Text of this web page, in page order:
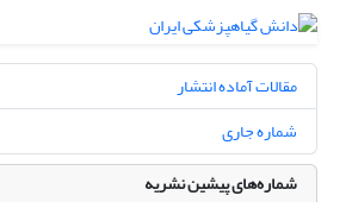
مقالات آماده انتشار
شماره جاری
شماره‌های پیشین نشریه